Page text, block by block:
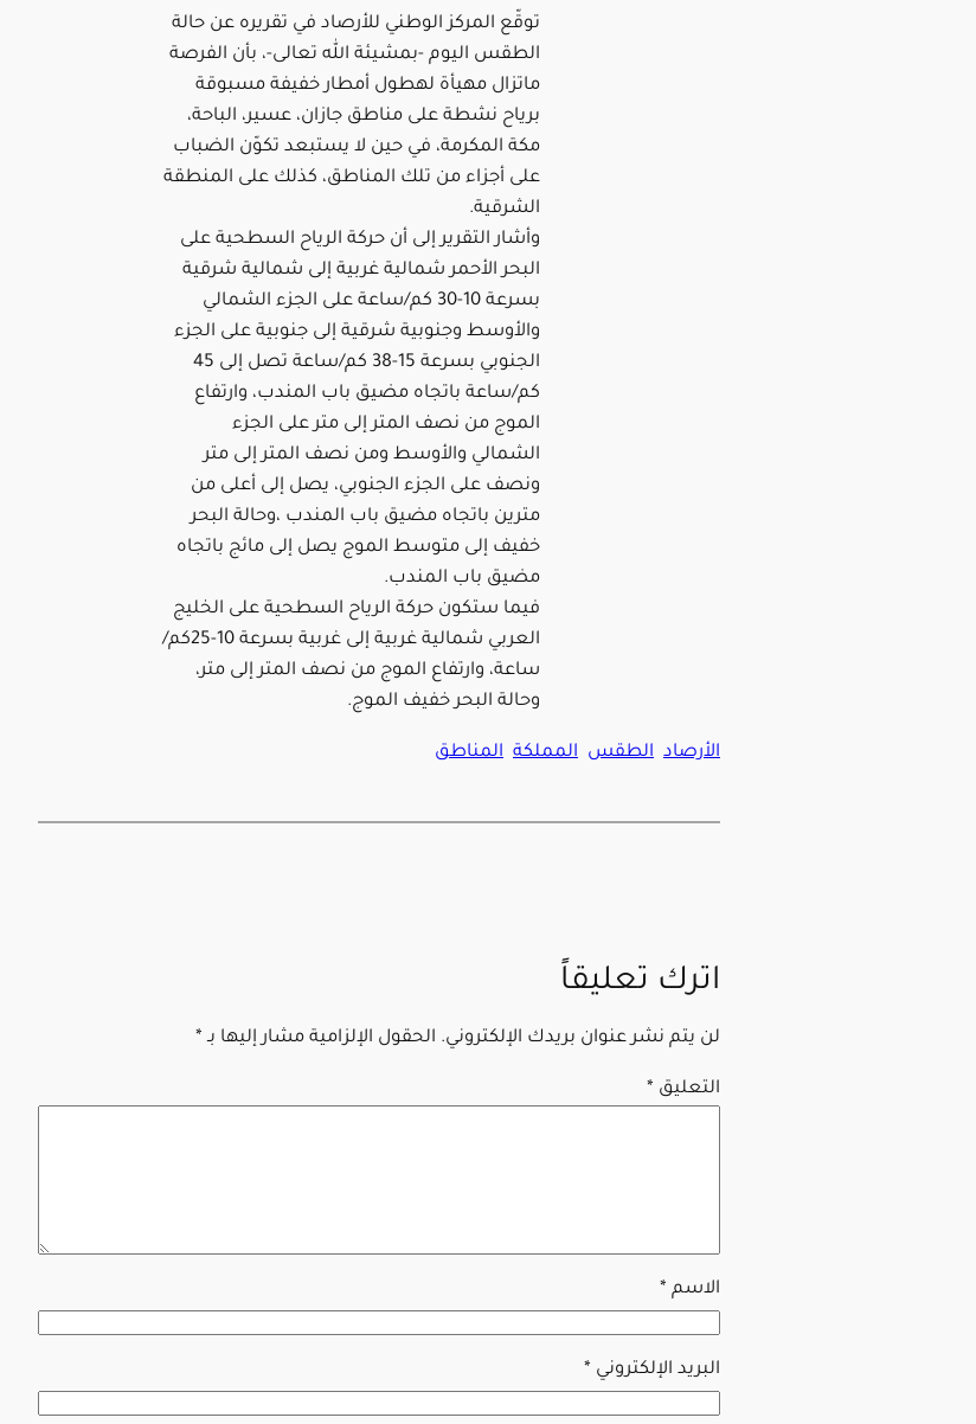
توقّع المركز الوطني للأرصاد في تقريره عن حالة
الطقس اليوم -بمشيئة الله تعالى-، بأن الفرصة
ماتزال مهيأة لهطول أمطار خفيفة مسبوقة
برياح نشطة على مناطق جازان، عسير، الباحة،
مكة المكرمة، في حين لا يستبعد تكوّن الضباب
على أجزاء من تلك المناطق، كذلك على المنطقة
الشرقية.
وأشار التقرير إلى أن حركة الرياح السطحية على
البحر الأحمر شمالية غربية إلى شمالية شرقية
بسرعة 10-30 كم/ساعة على الجزء الشمالي
والأوسط وجنوبية شرقية إلى جنوبية على الجزء
الجنوبي بسرعة 15-38 كم/ساعة تصل إلى 45
كم/ساعة باتجاه مضيق باب المندب، وارتفاع
الموج من نصف المتر إلى متر على الجزء
الشمالي والأوسط ومن نصف المتر إلى متر
ونصف على الجزء الجنوبي، يصل إلى أعلى من
مترين باتجاه مضيق باب المندب ،وحالة البحر
خفيف إلى متوسط الموج يصل إلى مائج باتجاه
مضيق باب المندب.
فيما ستكون حركة الرياح السطحية على الخليج
العربي شمالية غربية إلى غربية بسرعة 10-25كم/
ساعة، وارتفاع الموج من نصف المتر إلى متر،
وحالة البحر خفيف الموج.
الأرصاد الطقس المملكة المناطق
اترك تعليقاً
لن يتم نشر عنوان بريدك الإلكتروني. الحقول الإلزامية مشار إليها بـ *
التعليق *
الاسم *
البريد الإلكتروني *